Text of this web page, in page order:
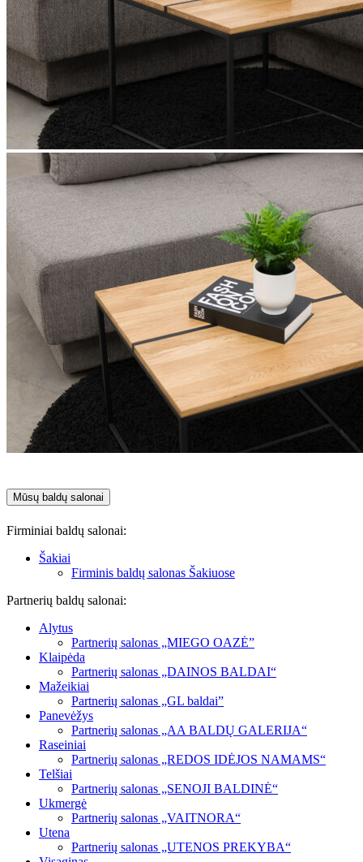
Mūsų baldų salonai
Firminiai baldų salonai:
Šakiai
Firminis baldų salonas Šakiuose
Partnerių baldų salonai:
Alytus
Partnerių salonas „MIEGO OAZĖ”
Klaipėda
Partnerių salonas „DAINOS BALDAI“
Mažeikiai
Partnerių salonas „GL baldai”
Panevėžys
Partnerių salonas „AA BALDŲ GALERIJA“
Raseiniai
Partnerių salonas „REDOS IDĖJOS NAMAMS“
Telšiai
Partnerių salonas „SENOJI BALDINĖ“
Ukmergė
Partnerių salonas „VAITNORA“
Utena
Partnerių salonas „UTENOS PREKYBA“